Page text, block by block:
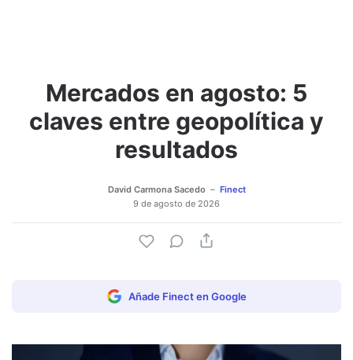
Adjuntar imagen Comentar
Mercados en agosto: 5
claves entre geopolítica y
resultados
David Carmona Sacedo
Finect
9 de agosto de 2026
Añade Finect en Google